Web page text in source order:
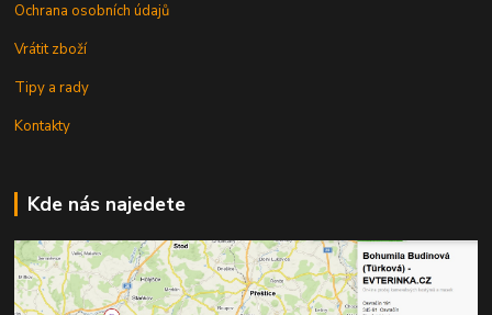
Ochrana osobních údajů
Vrátit zboží
Tipy a rady
Kontakty
Kde nás najedete